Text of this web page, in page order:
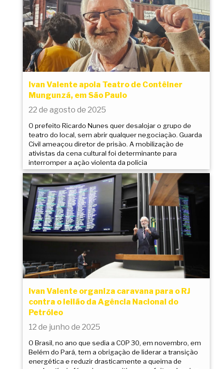
Ivan Valente apoia Teatro de Contêiner
Mungunzá, em São Paulo
22 de agosto de 2025
O prefeito Ricardo Nunes quer desalojar o grupo de
teatro do local, sem abrir qualquer negociação. Guarda
Civil ameaçou diretor de prisão. A mobilização de
ativistas da cena cultural foi determinante para
interromper a ação violenta da polícia
Ivan Valente organiza caravana para o RJ
contra o leilão da Agência Nacional do
Petróleo
12 de junho de 2025
O Brasil, no ano que sedia a COP 30, em novembro, em
Belém do Pará, tem a obrigação de liderar a transição
energética e reduzir drasticamente a queima de